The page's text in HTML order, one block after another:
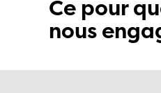
Ce pour
nous